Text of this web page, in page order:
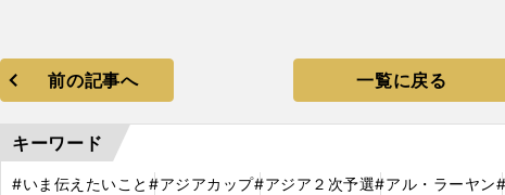
前の記事へ 一覧に戻る
キーワード
#いま伝えたいこと#アジアカップ#アジア２次予選#アル・ラーヤン